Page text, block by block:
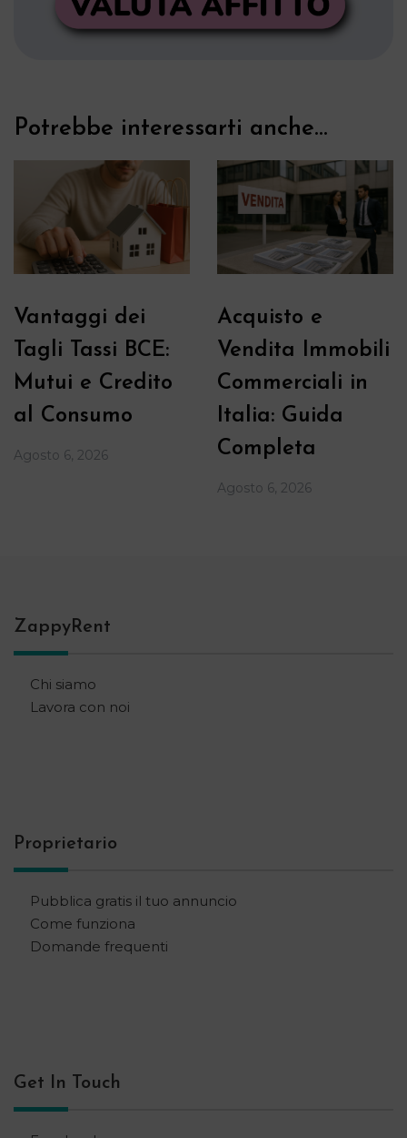
Potrebbe interessarti anche...
Vantaggi dei
Tagli Tassi BCE:
Mutui e Credito
al Consumo
Agosto 6, 2026
Acquisto e
Vendita Immobili
Commerciali in
Italia: Guida
Completa
Agosto 6, 2026
ZappyRent
Chi siamo
Lavora con noi
Proprietario
Pubblica gratis il tuo annuncio
Come funziona
Domande frequenti
Get In Touch